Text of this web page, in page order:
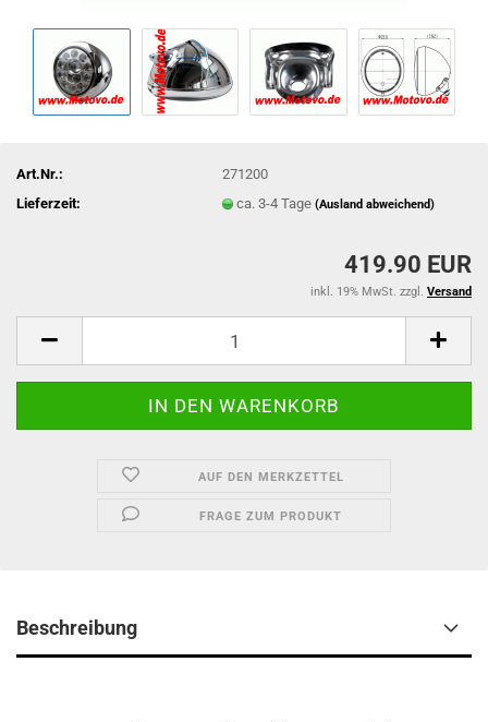
Art.Nr.:
271200
Lieferzeit:
ca. 3-4 Tage(Ausland abweichend)
419.90 EUR
inkl. 19% MwSt. zzgl. Versand
AUF DEN MERKZETTEL
FRAGE ZUM PRODUKT
Beschreibung